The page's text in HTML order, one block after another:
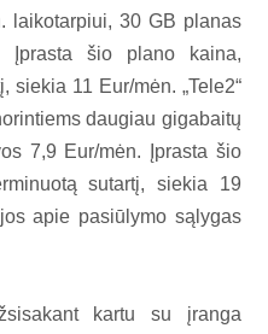
laikotarpiui, 30 GB planas
Įprasta šio plano kaina,
siekia 11 Eur/mėn. „Tele2“
daugiau gigabaitų
7,9 Eur/mėn. Įprasta šio
sutartį, siekia 19
apie pasiūlymo sąlygas
kartu su įranga